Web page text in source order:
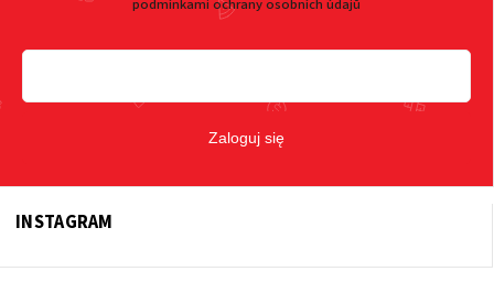
Zaloguj się
INSTAGRAM